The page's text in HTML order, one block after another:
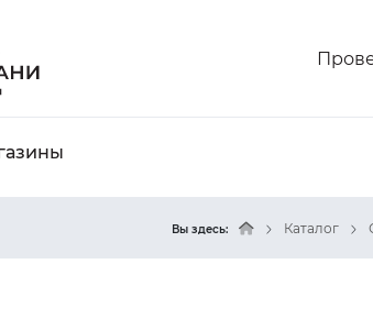
Вы здесь: Каталог